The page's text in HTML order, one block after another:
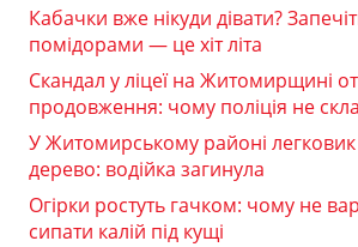
Кабачки вже нікуди дівати?
помідорами — це хіт літа
Скандал у ліцеї на Житомирщині
продовження: чому поліція не
У Житомирському районі легковик
дерево: водійка загинула
Огірки ростуть гачком: чому не
сипати калій під кущі